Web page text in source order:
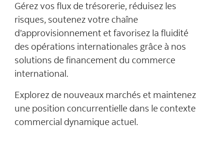
Gérez vos flux de trésorerie, réduisez les
risques, soutenez votre chaîne
d’approvisionnement et favorisez la fluidité
des opérations internationales grâce à nos
solutions de financement du commerce
international.
Explorez de nouveaux marchés et maintenez
une position concurrentielle dans le contexte
commercial dynamique actuel.